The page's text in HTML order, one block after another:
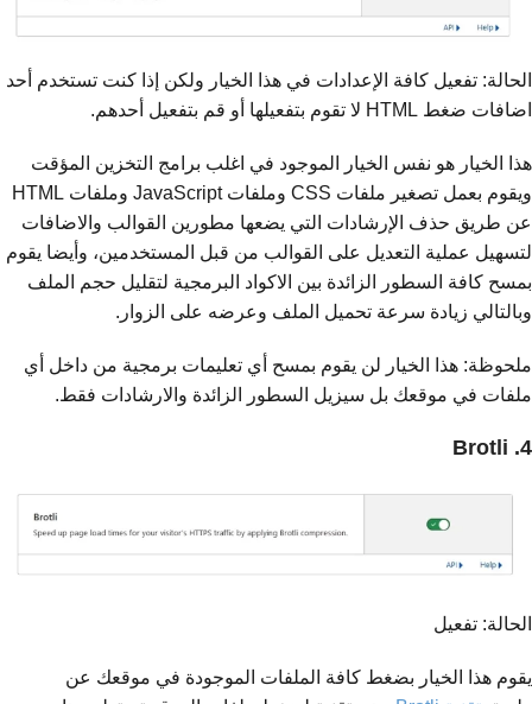
الحالة: تفعيل كافة الإعدادات في هذا الخيار ولكن إذا كنت تستخدم أحد
اضافات ضغط HTML لا تقوم بتفعيلها أو قم بتفعيل أحدهم.
هذا الخيار هو نفس الخيار الموجود في اغلب برامج التخزين المؤقت
ويقوم بعمل تصغير ملفات CSS وملفات JavaScript وملفات HTML
عن طريق حذف الإرشادات التي يضعها مطورين القوالب والاضافات
لتسهيل عملية التعديل على القوالب من قبل المستخدمين، وأيضا يقوم
بمسح كافة السطور الزائدة بين الاكواد البرمجية لتقليل حجم الملف
وبالتالي زيادة سرعة تحميل الملف وعرضه على الزوار.
ملحوظة: هذا الخيار لن يقوم بمسح أي تعليمات برمجية من داخل أي
ملفات في موقعك بل سيزيل السطور الزائدة والارشادات فقط.
4. Brotli
الحالة: تفعيل
يقوم هذا الخيار بضغط كافة الملفات الموجودة في موقعك عن